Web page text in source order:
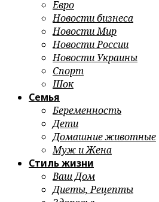
Евро
Новости бизнеса
Новости Мир
Новости России
Новости Украины
Спорт
Шок
Семья
Беременность
Дети
Домашние животные
Муж и Жена
Стиль жизни
Ваш Дом
Диеты, Рецепты